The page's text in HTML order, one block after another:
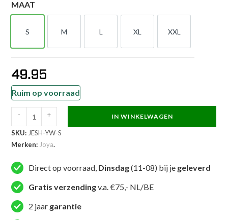
MAAT
S
S
M
M
L
L
XL
XL
XXL
XXL
49.95
Ruim op voorraad
Elite
MMA
Short
Geel
aantal
- + IN WINKELWAGEN
SKU: JESH-YW-S
Merken: Joya.
Direct op voorraad, Dinsdag(11-08) bij je geleverd
Gratis verzendingv.a. €75,- NL/BE
2 jaar garantie